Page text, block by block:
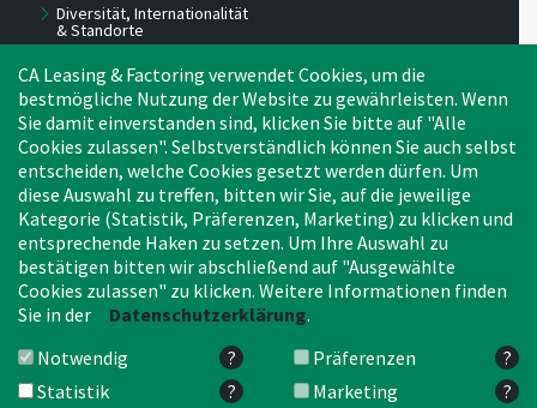
Diversität, Internationalität
& Standorte
Kontakt HR
Benefits
Stellenangebote
Experts
Young Professionals
Azubis, Werkstudenten,
Praktikanten
Bewerbungstipps
2024: Neues HEADS-Office!
CA Leasing & Factoring verwendet Cookies, um die
bestmögliche Nutzung der Website zu gewährleisten. Wenn
Sie damit einverstanden sind, klicken Sie bitte auf "Alle
Cookies zulassen". Selbstverständlich können Sie auch selbst
entscheiden, welche Cookies gesetzt werden dürfen. Um
diese Auswahl zu treffen, bitten wir Sie, auf die jeweilige
Kategorie (Statistik, Präferenzen, Marketing) zu klicken und
entsprechende Haken zu setzen. Um Ihre Auswahl zu
bestätigen bitten wir abschließend auf "Ausgewählte
Cookies zulassen" zu klicken. Weitere Informationen finden
Sie in der
Datenschutzerklärung.
Notwendig
? Präferenzen
?
Statistik
? Marketing ?